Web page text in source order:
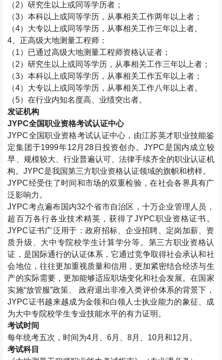
（2）研究生以上或同等学历者；
（3）本科以上或同等学历，从事相关工作两年以上者；
（4）大专以上或同等学历，从事相关工作三年以上者。
4 、正高级大地测量工程师：
（1）已通过高级大地测量工程师资格认证者；
（2）研究生以上或同等学历，从事相关工作三年以上者；
（3）本科以上或同等学历，从事相关工作五年以上者；
（4）大专以上或同等学历，从事相关工作八年以上者。
（5）在行业内知名度高、业绩突出者。
发证机构
JYPC全国职业资格考试认证中心
JYPC全国职业资格考试认证中心，由江苏英才职业技能鉴
定集团于1999年12 月 28 日投资创办。JYPC是国内成立较
早、规模较大、行业普遍认可、法律手续齐全的职业认证机
构。JYPC是我国第三方职业资格认证领域的旗帜和榜样。
JYPC经受住了时间和市场的双重检验，在社会各界具有广
泛影响力。
JYPC考点遍布国内32个省市自治区，十万企业管理人员，
超百万各行各业技术精英，获得了JYPC职业资格证书。
JYPC证书广泛用于：政府招标、企业招聘、定岗加薪、资
质升级、大中专院校学生计算学分等。第三方职业资格认
证，是国际通行的认证体系，它通过竞争取得社会承认和社
会地位，往往更加重视质量和信用，更加紧密结合经济与生
产的实际需要，更加能够适应职场变化和社会发展。在国家
实施“放管服”政策、 政府退出非准入类评价体系的背景下，
JYPC证书越来越成为金领和白领人士执业能力的象征、成
为大中专院校学生专业技能水平的有力证明。
考试时间
每年统考五次，时间为4月、6月、8月、 10月和12 月。
考试科目